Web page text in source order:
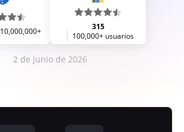
10,000,000+
315
100,000+ usuarios
2 de junio de 2026